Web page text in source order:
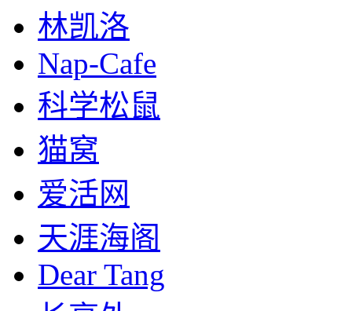
林凯洛
Nap-Cafe
科学松鼠
猫窝
爱活网
天涯海阁
Dear Tang